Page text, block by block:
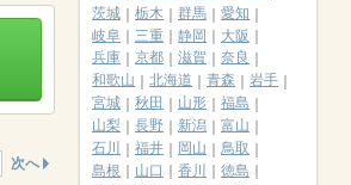
次へ
茨城
栃木 群馬
愛知
岐阜
三重 静岡
大阪
兵庫
京都 滋賀
奈良
和歌山
北海道 青森
岩手
宮城
秋田 山形
福島
山梨
長野 新潟
富山
石川
福井 岡山
鳥取
島根
山口 香川
徳島